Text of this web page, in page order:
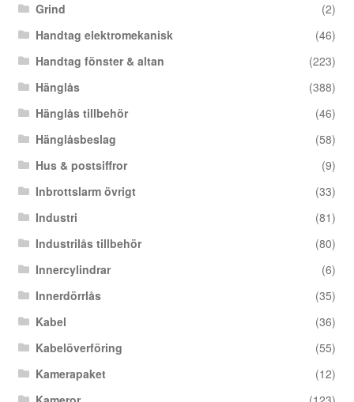
Grind
(2)
Handtag elektromekanisk
(46)
Handtag fönster & altan
(223)
Hänglås
(388)
Hänglås tillbehör
(46)
Hänglåsbeslag
(58)
Hus & postsiffror
(9)
Inbrottslarm övrigt
(33)
Industri
(81)
Industrilås tillbehör
(80)
Innercylindrar
(6)
Innerdörrlås
(35)
Kabel
(36)
Kabelöverföring
(55)
Kamerapaket
(12)